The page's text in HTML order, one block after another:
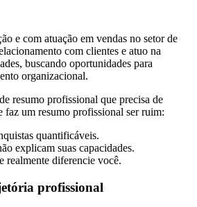
e com atuação em vendas no setor de
com clientes e atuo na
buscando oportunidades para
organizacional.
resumo profissional que precisa de
faz um resumo profissional ser ruim:
quantificáveis.
explicam suas capacidades.
realmente diferencie você.
profissional